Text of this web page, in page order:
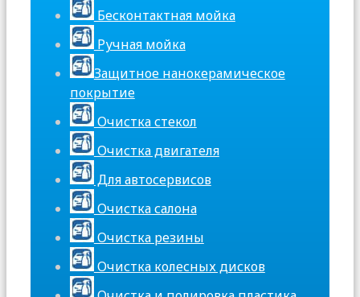
Бесконтактная мойка
Ручная мойка
Защитное нанокерамическое
покрытие
Очистка стекол
Очистка двигателя
Для автосервисов
Очистка салона
Очистка резины
Очистка колесных дисков